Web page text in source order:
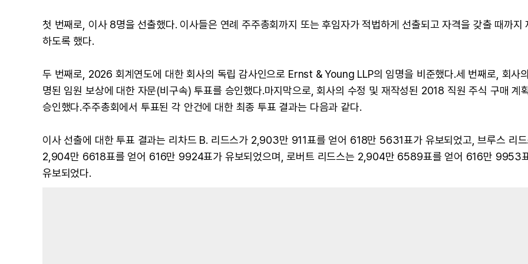
첫 번째로, 이사 8명을 선출했다. 이사들은 연례 주주총회까지 또는 후임자가 적법하게 선출되고 자격을 갖출 때까지
하도록 했다.
두 번째로, 2026 회계연도에 대한 회사의 독립 감사인으로 Ernst & Young LLP의 임명을 비준했다.세 번째로, 회사
명된 임원 보상에 대한 자문(비구속) 투표를 승인했다.마지막으로, 회사의 수정 및 재작성된 2018 직원 주식 구매 계
승인했다.주주총회에서 투표된 각 안건에 대한 최종 투표 결과는 다음과 같다.
이사 선출에 대한 투표 결과는 리차드 B. 리드스가 2,903만 911표를 얻어 618만 5631표가 유보되었고, 브루스 리
2,904만 6618표를 얻어 616만 9924표가 유보되었으며, 로버트 리드스는 2,904만 6589표를 얻어 616만 9953
유보되었다.